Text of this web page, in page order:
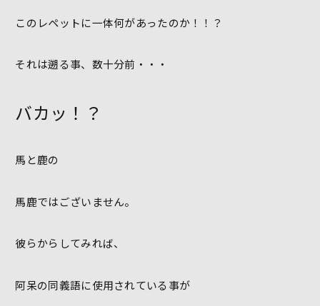
このレペットに一体何があったのか！！？
それは遡る事、数十分前・・・
バカッ！？
馬と鹿の
馬鹿ではございません。
彼らからしてみれば、
阿呆の同義語に使用されている事が